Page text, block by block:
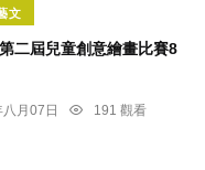
文
二屆兒童創意繪畫比賽8
月07日
191 觀看